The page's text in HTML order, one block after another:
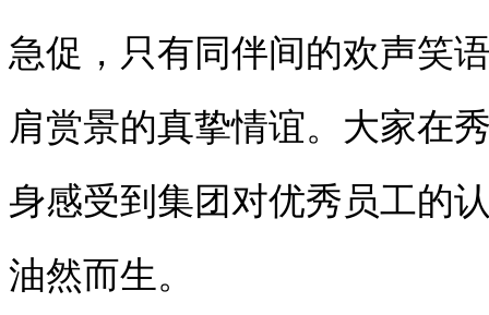
急促，只有同伴间的欢声笑
肩赏景的真挚情谊。大家在
身感受到集团对优秀员工的
油然而生。